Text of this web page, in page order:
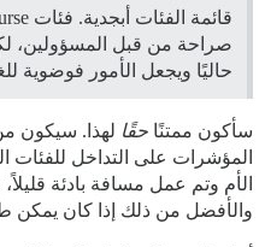
صراحة من قبل المسؤولين،
حاليًا ويجعل الأمور فوضوية
سأكون ممتنًا حقًا لهذا. سيكون
المؤشرات على التداخل للفئات
الأم وتم عمل مسافة بادئة
والأفضل من ذلك إذا كان يمكن